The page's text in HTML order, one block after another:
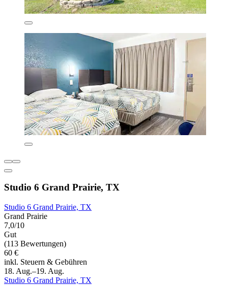
Studio 6 Grand Prairie, TX
Studio 6 Grand Prairie, TX
Grand Prairie
7,0/10
Gut
(113 Bewertungen)
60 €
inkl. Steuern & Gebühren
18. Aug.–19. Aug.
Studio 6 Grand Prairie, TX